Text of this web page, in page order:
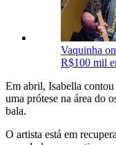
Vaquinha
R$100 mil
Em abril, Isabella
uma prótese na área do
bala.
O artista está em